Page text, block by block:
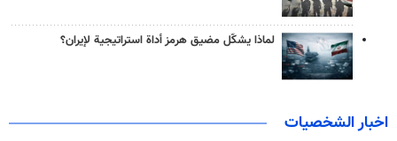
لماذا يشكّل مضيق هرمز أداة استراتيجية لإيران؟
اخبار الشخصيات